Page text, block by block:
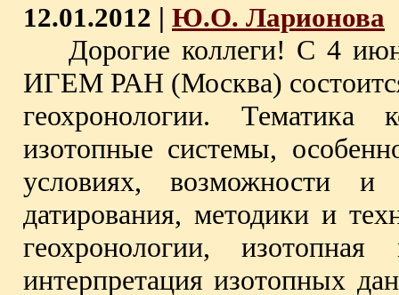
12.01.2012 | Ю.О. Ларионова
Дорогие коллеги! С 4
ИГЕМ РАН (Москва)
геохронологии. Тематика
изотопные системы,
условиях, возможности и
датирования, методики и
геохронологии,
интерпретация изотопных